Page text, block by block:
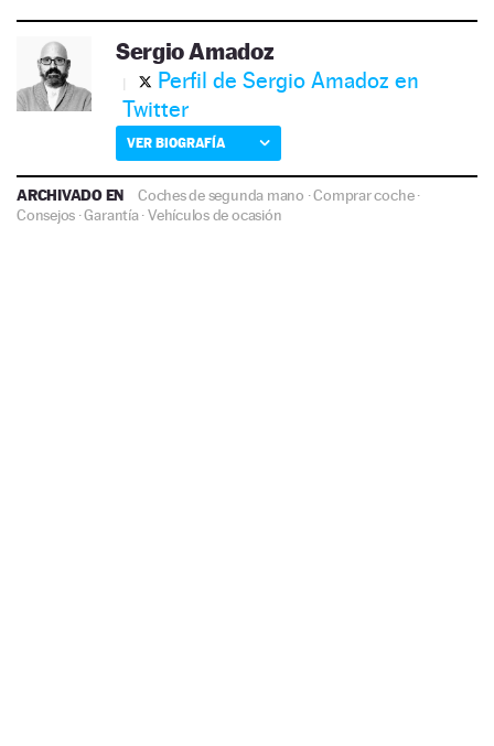
Sergio Amadoz
Perfil de Sergio Amadoz en
Twitter
VER BIOGRAFÍA
ARCHIVADO EN Coches de segunda mano ·Comprar coche·
Consejos ·Garantía·Vehículos de ocasión